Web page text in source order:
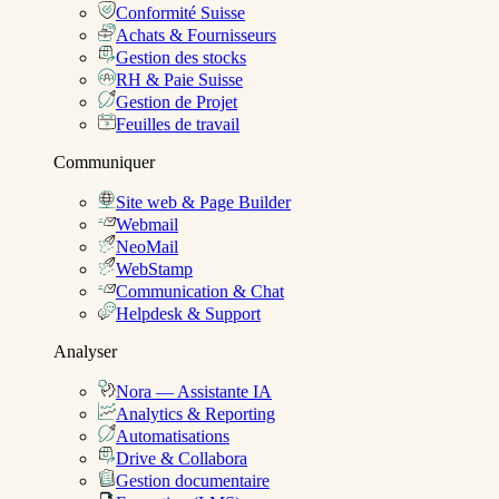
Conformité Suisse
Achats & Fournisseurs
Gestion des stocks
RH & Paie Suisse
Gestion de Projet
Feuilles de travail
Communiquer
Site web & Page Builder
Webmail
NeoMail
WebStamp
Communication & Chat
Helpdesk & Support
Analyser
Nora — Assistante IA
Analytics & Reporting
Automatisations
Drive & Collabora
Gestion documentaire